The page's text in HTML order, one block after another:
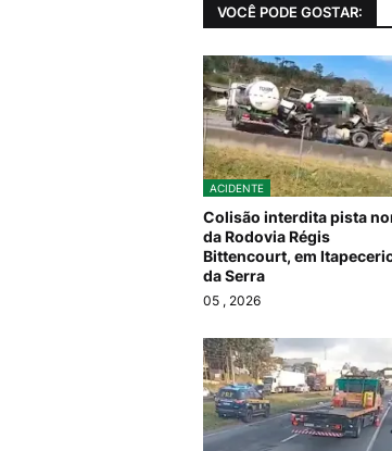
VOCÊ PODE GOSTAR:
ACIDENTE
Colisão interdita pista
da Rodovia Régis
Bittencourt, em
da Serra
05 , 2026